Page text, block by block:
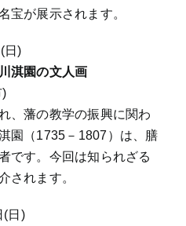
宝が展示されます。
日)
淇園の文人画
)
、藩の教学の振興に関わ
園（1735－1807）は、膳
です。今回は知られざる
されます。
(日)